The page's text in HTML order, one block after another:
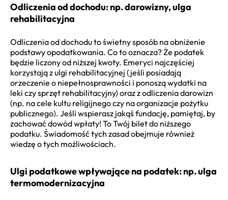
Odliczenia od dochodu: np. darowizny, ulga
rehabilitacyjna
Odliczenia od dochodu to świetny sposób na obniżenie
podstawy opodatkowania. Co to oznacza? Że podatek
będzie liczony od niższej kwoty. Emeryci najczęściej
korzystają z ulgi rehabilitacyjnej (jeśli posiadają
orzeczenie o niepełnosprawności i ponoszą wydatki na
leki czy sprzęt rehabilitacyjny) oraz z odliczenia darowizn
(np. na cele kultu religijnego czy na organizacje pożytku
publicznego). Jeśli wspierasz jakąś fundację, pamiętaj, by
zachować dowód wpłaty! To Twój bilet do niższego
podatku. Świadomość tych zasad obejmuje również
wiedzę o tych możliwościach.
Ulgi podatkowe wpływające na podatek: np. ulga
termomodernizacyjna